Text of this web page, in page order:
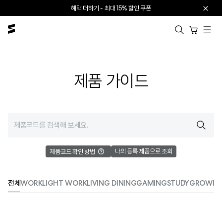
혜택 더하기 - 최대 15% 할인 쿠폰
카트 열기
제품 가이드
제품코드 확인 방법 나의 등록 제품으로 조회
전체WORKLIGHT WORKLIVING DININGGAMINGSTUDY